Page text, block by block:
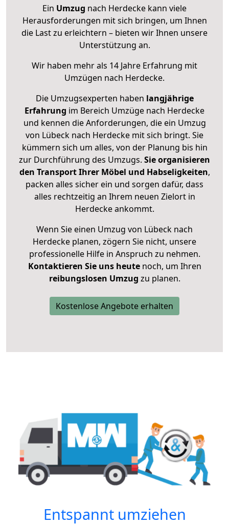
Ein Umzug nach Herdecke kann viele
Herausforderungen mit sich bringen, um Ihnen
die Last zu erleichtern – bieten wir Ihnen unsere
Unterstützung an.
Wir haben mehr als 14 Jahre Erfahrung mit
Umzügen nach Herdecke.
Die Umzugsexperten haben langjährige
Erfahrung im Bereich Umzüge nach Herdecke
und kennen die Anforderungen, die ein Umzug
von Lübeck nach Herdecke mit sich bringt. Sie
kümmern sich um alles, von der Planung bis hin
zur Durchführung des Umzugs. Sie organisieren
den Transport Ihrer Möbel und Habseligkeiten,
packen alles sicher ein und sorgen dafür, dass
alles rechtzeitig an Ihrem neuen Zielort in
Herdecke ankommt.
Wenn Sie einen Umzug von Lübeck nach
Herdecke planen, zögern Sie nicht, unsere
professionelle Hilfe in Anspruch zu nehmen.
Kontaktieren Sie uns heutenoch, um Ihren
reibungslosen Umzug zu planen.
Kostenlose Angebote erhalten
Entspannt umziehen